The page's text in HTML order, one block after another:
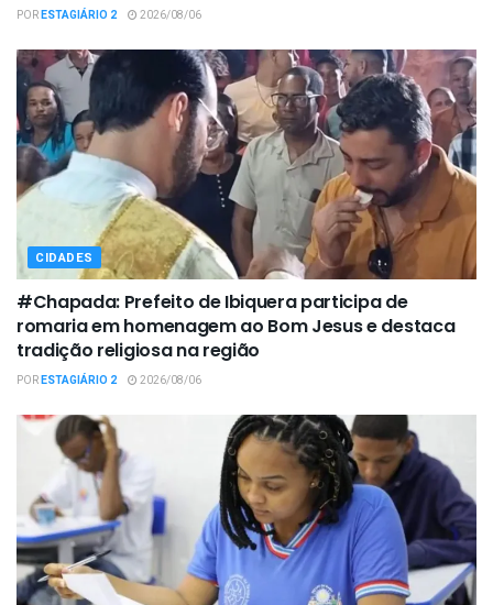
PORESTAGIÁRIO 2 2026/08/06
CIDADES
#Chapada: Prefeito de Ibiquera participa de
romaria em homenagem ao Bom Jesus e destaca
tradição religiosa na região
PORESTAGIÁRIO 2 2026/08/06